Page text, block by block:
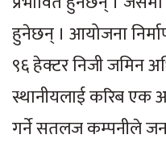
हुनेछन् । आयोजना
९६ हेक्टर निजी जमिन
स्थानीयलाई करिब एक
गर्ने सतलज कम्पनीले